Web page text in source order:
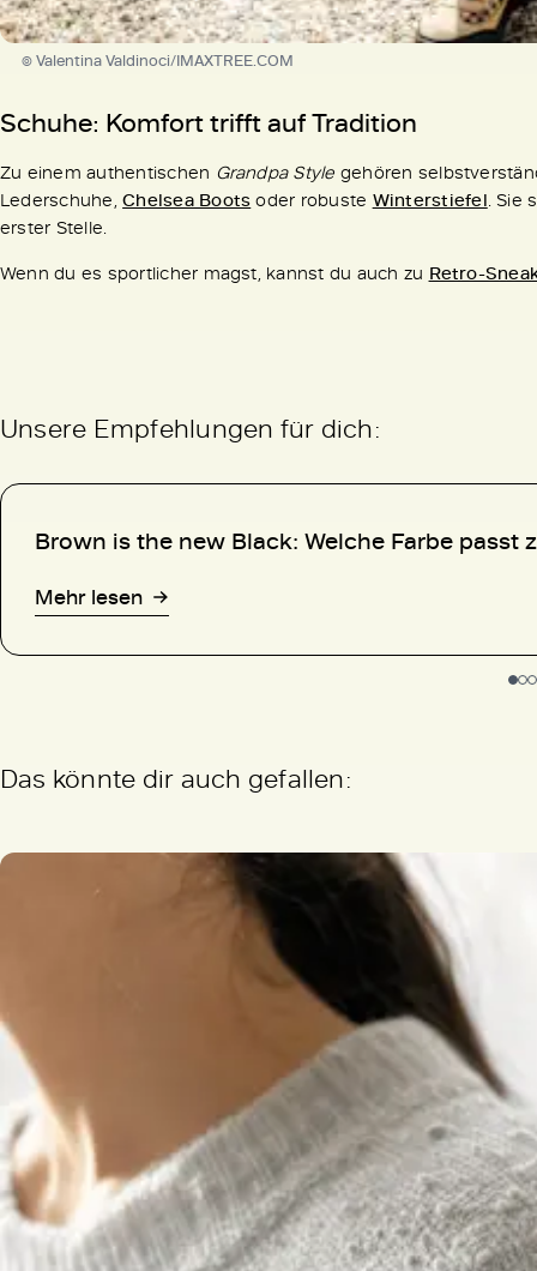
© Valentina Valdinoci/IMAXTREE.COM
Schuhe: Komfort trifft auf Tradition
Zu einem authentischen Grandpa Style gehören
Lederschuhe,Chelsea Boots oder robuste Winterstiefel .
erster Stelle.
Wenn du es sportlicher magst, kannst du auch zu Retro-
Unsere Empfehlungen für dich:
Brown is the new Black: Welche Farbe passt
Mehr lesen
Das könnte dir auch gefallen: